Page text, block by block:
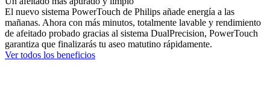
El nuevo sistema PowerTouch de Philips añade energía a las
mañanas. Ahora con más minutos, totalmente lavable y rendimiento
de afeitado probado gracias al sistema DualPrecision, PowerTouch
garantiza que finalizarás tu aseo matutino rápidamente.
Ver todos los beneficios